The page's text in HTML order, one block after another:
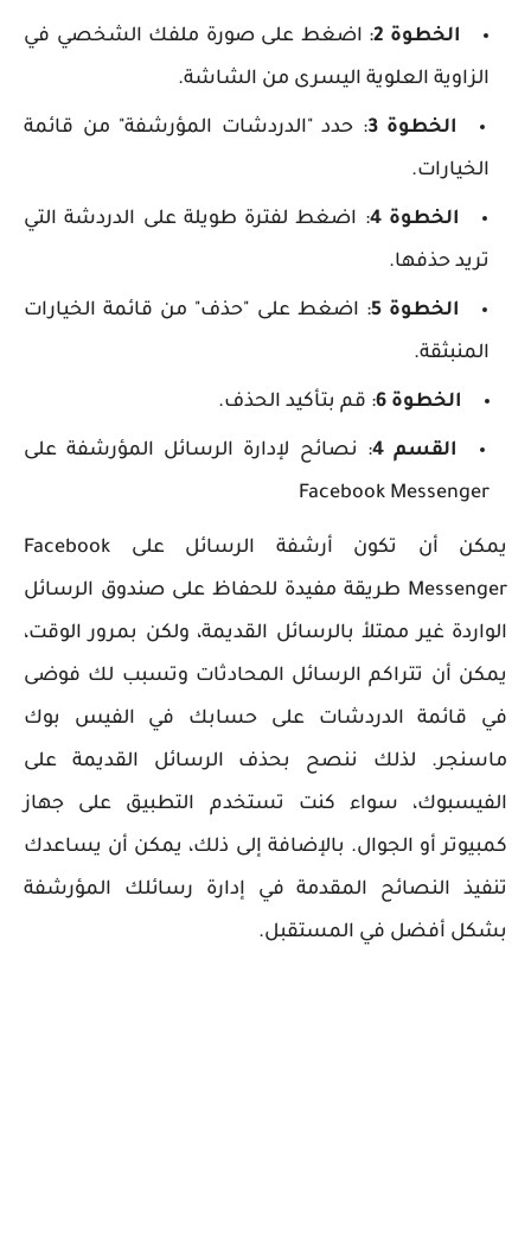
الخطوة 2
: اضغط على صورة ملفك الشخصي في
الزاوية العلوية اليسرى من الشاشة.
الخطوة 3 : حدد "الدردشات المؤرشفة" من قائمة
الخيارات.
الخطوة 4 : اضغط لفترة طويلة على الدردشة التي
تريد حذفها.
الخطوة 5 : اضغط على "حذف" من قائمة الخيارات
المنبثقة.
الخطوة 6 : قم بتأكيد الحذف.
القسم 4 : نصائح لإدارة الرسائل المؤرشفة على
Facebook Messenger
يمكن أن تكون أرشفة الرسائل على Facebook
Messenger طريقة مفيدة للحفاظ على صندوق الرسائل
الواردة غير ممتلأ بالرسائل القديمة، ولكن بمرور الوقت،
يمكن أن تتراكم الرسائل المحادثات وتسبب لك فوضى
في قائمة الدردشات على حسابك في الفيس بوك
ماسنجر. لذلك ننصح بحذف الرسائل القديمة على
الفيسبوك، سواء كنت تستخدم التطبيق على جهاز
كمبيوتر أو الجوال. بالإضافة إلى ذلك، يمكن أن يساعدك
تنفيذ النصائح المقدمة في إدارة رسائلك المؤرشفة
بشكل أفضل في المستقبل.